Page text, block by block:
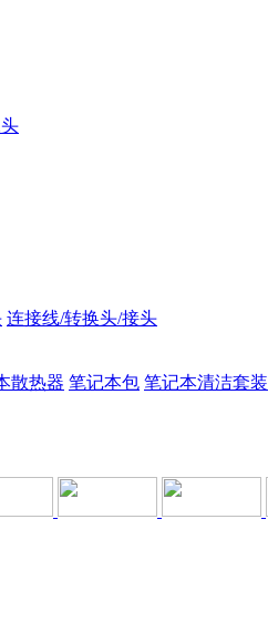
连接线/转换头/接头
散热器 笔记本包 笔记本清洁套装